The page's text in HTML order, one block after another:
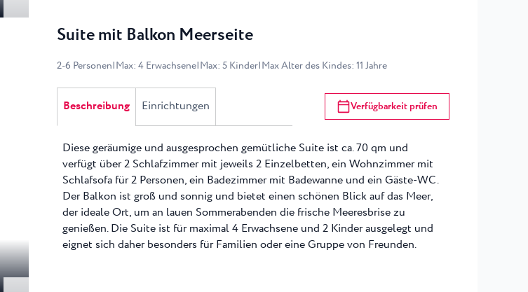
Suite mit Balkon Meerseite
2-6 Personen|Max: 4 Erwachsene|Max: 5 Kinder|Max Alter des Kindes: 11 Jahre
Beschreibung Einrichtungen Verfügbarkeit prüfen
Diese geräumige und ausgesprochen gemütliche Suite ist ca. 70 qm und
verfügt über 2 Schlafzimmer mit jeweils 2 Einzelbetten, ein Wohnzimmer mit
Schlafsofa für 2 Personen, ein Badezimmer mit Badewanne und ein Gäste-WC.
Der Balkon ist groß und sonnig und bietet einen schönen Blick auf das Meer,
der ideale Ort, um an lauen Sommerabenden die frische Meeresbrise zu
genießen. Die Suite ist für maximal 4 Erwachsene und 2 Kinder ausgelegt und
eignet sich daher besonders für Familien oder eine Gruppe von Freunden.